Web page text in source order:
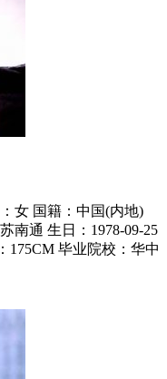
女 国籍：中国(内地)
南通 生日：1978-09-25
175CM 毕业院校：华中